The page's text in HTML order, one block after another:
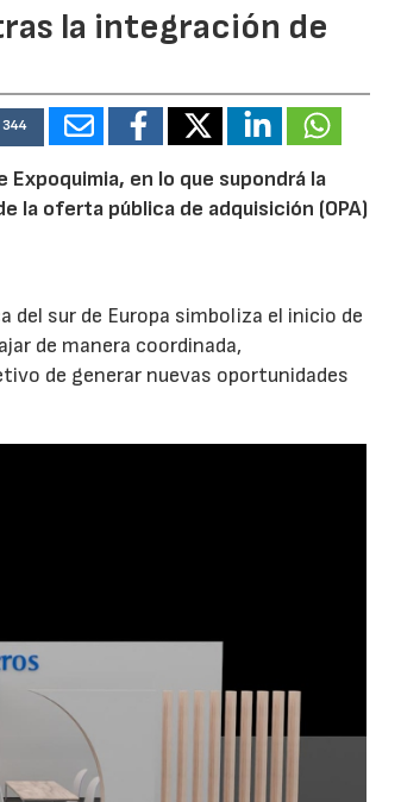
la integración de
344
en lo que supondrá la
la oferta pública de adquisición (OPA)
sur de Europa simboliza el inicio de
de manera coordinada,
de generar nuevas oportunidades